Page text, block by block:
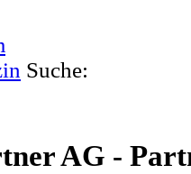
Suche:
AG -